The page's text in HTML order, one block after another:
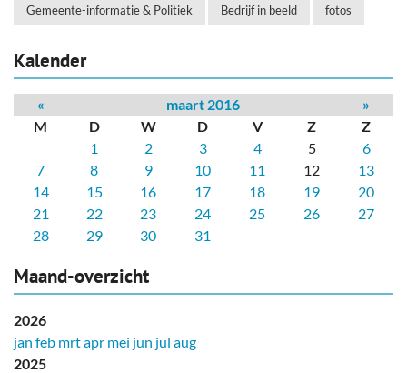
Gemeente-informatie & Politiek Bedrijf in beeld fotos
Kalender
« maart 2016
»
M
D W D V Z
Z
1
2 3 4 5
6
7
8 9 10 11 12
13
14
15 16 17 18 19
20
21
22 23 24 25 26
27
28
29 30 31
Maand-overzicht
2026
jan feb mrtapr mei jun jul aug
2025